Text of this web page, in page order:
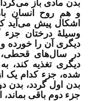
بدن مادی باز
و هم روح انسان
اشکال پیش می‌آید
وسیلۀ درختان جزء
دیگری آن را خورده
در سال‌های
دیگری تغذیه کند،
شده، جزء کدام یک
بدن اول گردد،
جزء دوم باقی